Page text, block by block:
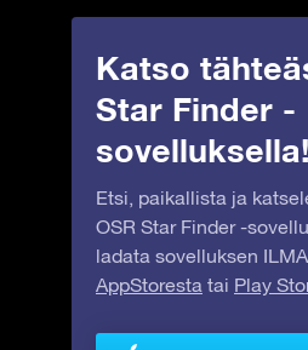
Katso
Star Finder -
sovelluksella!
Etsi, paikallista ja
OSR Star Finder -
ladata sovelluksen
AppStoresta tai Play